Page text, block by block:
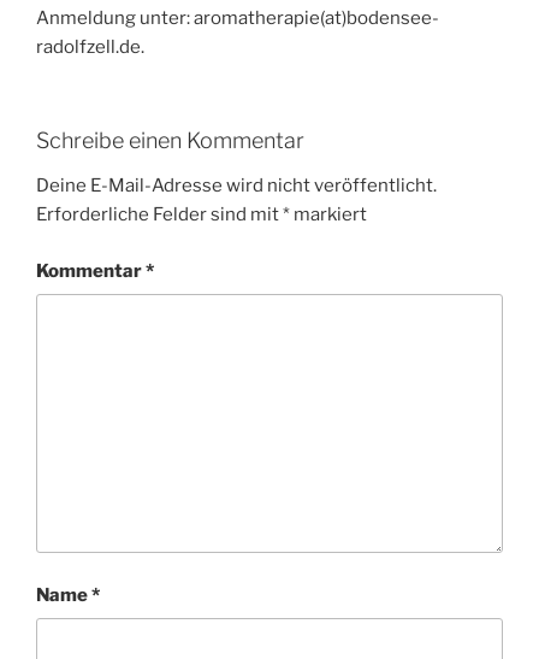
Anmeldung unter: aromatherapie(at)bodensee-
radolfzell.de.
Schreibe einen Kommentar
Deine E-Mail-Adresse wird nicht veröffentlicht.
Erforderliche Felder sind mit* markiert
Kommentar*
Name*